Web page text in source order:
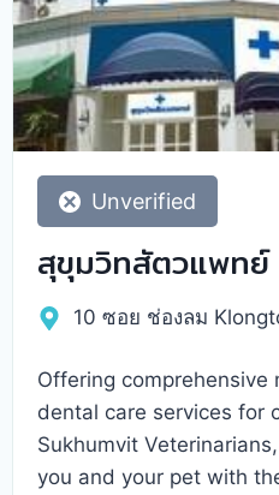
Unverified
สุขุมวิทสัตวแพทย์
10 ซอย ช่องลม
Offering comprehensive
dental care services for
Sukhumvit
you and your pet with